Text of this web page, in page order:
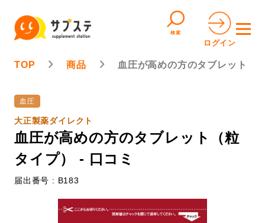
検索
ログイン
TOP 商品 血圧が高めの方のタブレット（
血圧
大正製薬ダイレクト
血圧が高めの方のタブレット（粒
タイプ） - 口コミ
届出番号 : B183